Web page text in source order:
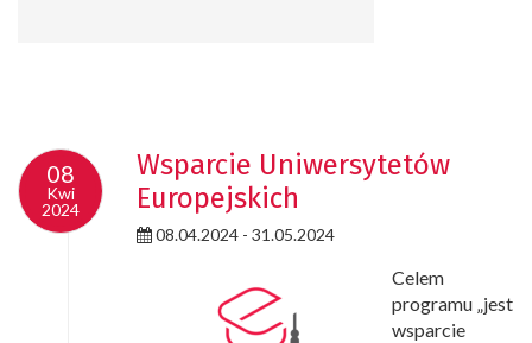
08
Kwi
2024
Wsparcie Uniwersytetów
Europejskich
08.04.2024 - 31.05.2024
Celem
programu „jest
wsparcie